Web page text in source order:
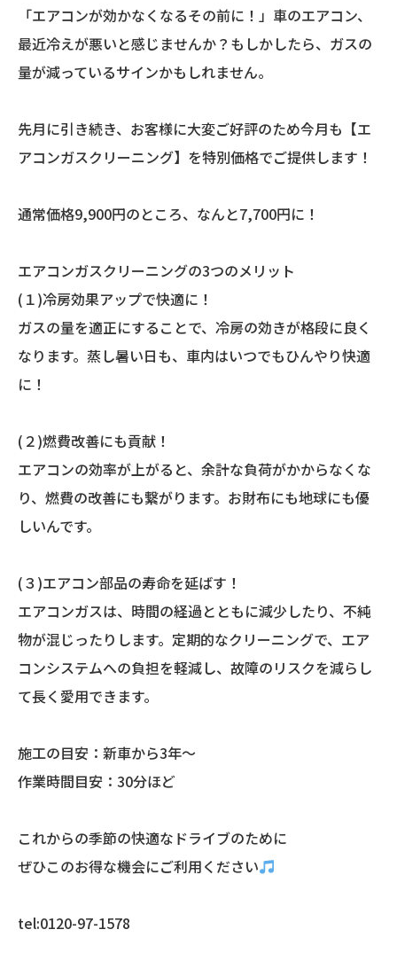
「エアコンが効かなくなるその前に！」車のエアコン、
最近冷えが悪いと感じませんか？もしかしたら、ガスの
量が減っているサインかもしれません。
先月に引き続き、お客様に大変ご好評のため今月も【エ
アコンガスクリーニング】を特別価格でご提供します！
通常価格9,900円のところ、なんと7,700円に！
エアコンガスクリーニングの3つのメリット
(１)冷房効果アップで快適に！
ガスの量を適正にすることで、冷房の効きが格段に良く
なります。蒸し暑い日も、車内はいつでもひんやり快適
に！
(２)燃費改善にも貢献！
エアコンの効率が上がると、余計な負荷がかからなくな
り、燃費の改善にも繋がります。お財布にも地球にも優
しいんです。
(３)エアコン部品の寿命を延ばす！
エアコンガスは、時間の経過とともに減少したり、不純
物が混じったりします。定期的なクリーニングで、エア
コンシステムへの負担を軽減し、故障のリスクを減らし
て長く愛用できます。
施工の目安：新車から3年～
作業時間目安：30分ほど
これからの季節の快適なドライブのために
ぜひこのお得な機会にご利用ください
tel:0120-97-1578